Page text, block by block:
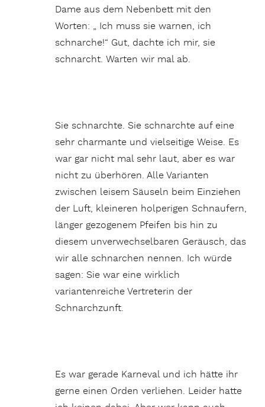
Dame aus dem Nebenbett mit den
Worten: „ Ich muss sie warnen, ich
schnarche!“ Gut, dachte ich mir, sie
schnarcht. Warten wir mal ab.
Sie schnarchte. Sie schnarchte auf eine
sehr charmante und vielseitige Weise. Es
war gar nicht mal sehr laut, aber es war
nicht zu überhören. Alle Varianten
zwischen leisem Säuseln beim Einziehen
der Luft, kleineren holperigen Schnaufern,
länger gezogenem Pfeifen bis hin zu
diesem unverwechselbaren Geräusch, das
wir alle schnarchen nennen. Ich würde
sagen: Sie war eine wirklich
variantenreiche Vertreterin der
Schnarchzunft.
Es war gerade Karneval und ich hätte ihr
gerne einen Orden verliehen. Leider hatte